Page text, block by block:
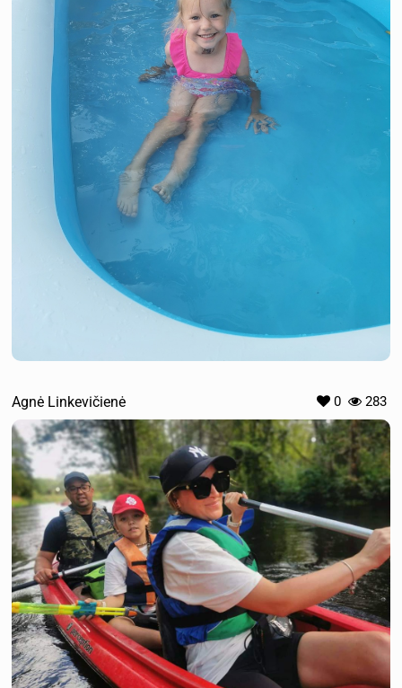
Agnė Linkevičienė 0 283